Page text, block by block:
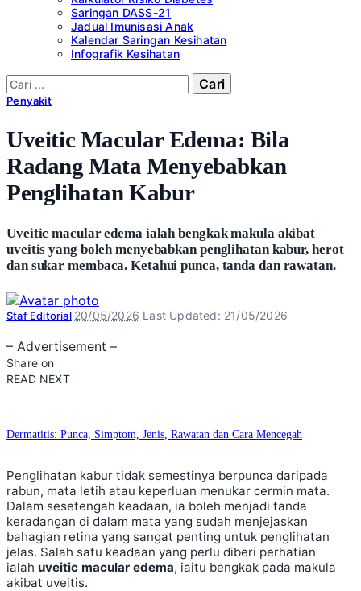
Saringan DASS-21
Jadual Imunisasi Anak
Kalendar Saringan Kesihatan
Infografik Kesihatan
Cari:
Penyakit
Uveitic Macular Edema: Bila
Radang Mata Menyebabkan
Penglihatan Kabur
Uveitic macular edema ialah bengkak makula akibat
uveitis yang boleh menyebabkan penglihatan kabur, herot
dan sukar membaca. Ketahui punca, tanda dan rawatan.
Posted
Staf Editorial 20/05/2026 Last Updated: 21/05/2026
– Advertisement –
Share on
READ NEXT
Dermatitis: Punca, Simptom, Jenis, Rawatan dan Cara Mencegah
Penglihatan kabur tidak semestinya berpunca daripada
rabun, mata letih atau keperluan menukar cermin mata.
Dalam sesetengah keadaan, ia boleh menjadi tanda
keradangan di dalam mata yang sudah menjejaskan
bahagian retina yang sangat penting untuk penglihatan
jelas. Salah satu keadaan yang perlu diberi perhatian
ialah uveitic macular edema, iaitu bengkak pada makula
akibat uveitis.